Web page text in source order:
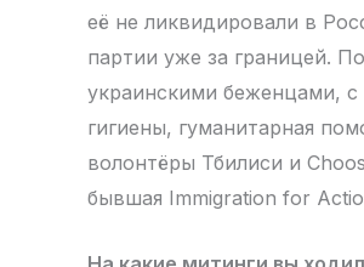
её не ликвидировали в
партии уже за границей.
украинскими беженцами,
гигиены, гуманитарная
волонтёры Тбилиси и
бывшая Immigration for